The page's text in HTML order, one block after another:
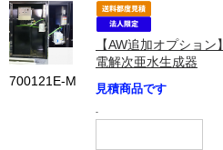
700121E-M
【AW追加オプション】
電解次亜水生成器
見積商品です
-